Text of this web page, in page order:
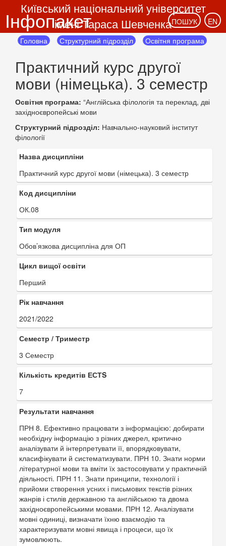
Інфопакет
Київський національний університет
імені Тараса ШевченкаПОШУК
EN
Головна
Структурний підрозділ Освітня програма
Практичний курс другої
мови (німецька). 3 семестр
Освітня програма: “Англійська філологія та переклад, дві
західноєвропейські мови
Структурний підрозділ: Навчально-науковий інститут
філології
Назва дисципліни
Практичний курс другої мови (німецька). 3 семестр
Код дисципліни
ОК.08
Тип модуля
Обов’язкова дисципліна для ОП
Цикл вищої освіти
Перший
Рік навчання
2021/2022
Семестр / Триместр
3 Семестр
Кількість кредитів ЕСТS
7
Результати навчання
ПРН 8. Ефективно працювати з інформацією: добирати
необхідну інформацію з різних джерел, критично
аналізувати й інтерпретувати її, впорядковувати,
класифікувати й систематизувати. ПРН 10. Знати норми
літературної мови та вміти їх застосовувати у практичній
діяльності. ПРН 11. Знати принципи, технології і
прийоми створення усних і письмових текстів різних
жанрів і стилів державною та англійською та двома
західноєвропейськими мовами. ПРН 12. Аналізувати
мовні одиниці, визначати їхню взаємодію та
характеризувати мовні явища і процеси, що їх
зумовлюють.